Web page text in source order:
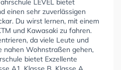
LEVEL bietet
einen sehr zuverlässigen
Du wirst lernen, mit einem
und Kawasaki zu fahren.
da viele Leute und
nahen Wohnstraßen gehen,
bietet Exzellente